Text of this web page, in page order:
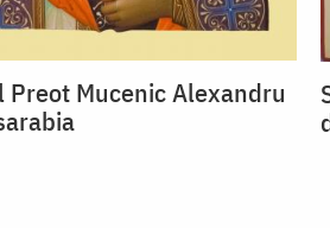
Preot Mucenic Alexandru